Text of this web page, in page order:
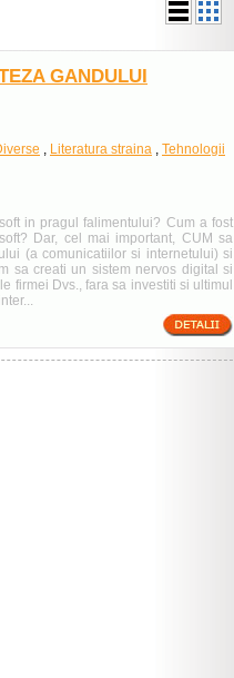
GANDULUI
, Literatura straina , Tehnologii
in pragul falimentului? Cum a fost
Dar, cel mai important, CUM sa
(a comunicatiilor si internetului) si
sa creati un sistem nervos digital si
firmei Dvs., fara sa investiti si ultimul